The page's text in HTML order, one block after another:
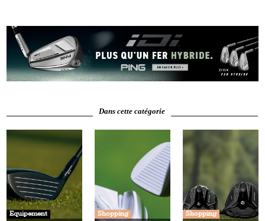
Dans cette catégorie
Equipement Shopping Shopping